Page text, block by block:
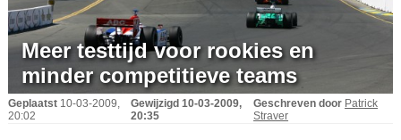
IndyCar 101
Indy 500
English
Meer testtijd voor rookies en
minder competitieve teams
Geplaatst 10-03-2009,
20:02
Gewijzigd 10-03-2009,
20:35
Geschreven door Patrick
Straver